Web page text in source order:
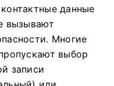
данные
вызывают
Многие
выбор
записи